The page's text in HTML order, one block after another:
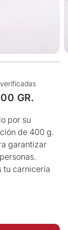
GR.
por su
de 400 g.
garantizar
tu carnicería